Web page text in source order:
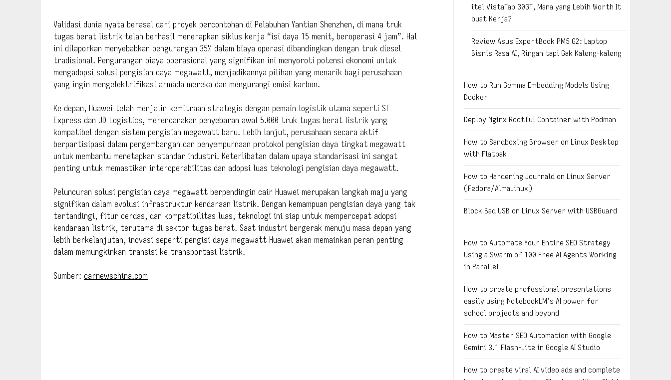
Validasi dunia nyata berasal dari proyek percontohan di Pelabuhan Yantian Shenzhen, di mana truk
tugas berat listrik telah berhasil menerapkan siklus kerja “isi daya 15 menit, beroperasi 4 jam”. Hal
ini dilaporkan menyebabkan pengurangan 35% dalam biaya operasi dibandingkan dengan truk diesel
tradisional. Pengurangan biaya operasional yang signifikan ini menyoroti potensi ekonomi untuk
mengadopsi solusi pengisian daya megawatt, menjadikannya pilihan yang menarik bagi perusahaan
yang ingin mengelektrifikasi armada mereka dan mengurangi emisi karbon.
Ke depan, Huawei telah menjalin kemitraan strategis dengan pemain logistik utama seperti SF
Express dan JD Logistics, merencanakan penyebaran awal 5.000 truk tugas berat listrik yang
kompatibel dengan sistem pengisian megawatt baru. Lebih lanjut, perusahaan secara aktif
berpartisipasi dalam pengembangan dan penyempurnaan protokol pengisian daya tingkat megawatt
untuk membantu menetapkan standar industri. Keterlibatan dalam upaya standarisasi ini sangat
penting untuk memastikan interoperabilitas dan adopsi luas teknologi pengisian daya megawatt.
Peluncuran solusi pengisian daya megawatt berpendingin cair Huawei merupakan langkah maju yang
signifikan dalam evolusi infrastruktur kendaraan listrik. Dengan kemampuan pengisian daya yang tak
tertandingi, fitur cerdas, dan kompatibilitas luas, teknologi ini siap untuk mempercepat adopsi
kendaraan listrik, terutama di sektor tugas berat. Saat industri bergerak menuju masa depan yang
lebih berkelanjutan, inovasi seperti pengisi daya megawatt Huawei akan memainkan peran penting
dalam memungkinkan transisi ke transportasi listrik.
Sumber: carnewschina.com
itel VistaTab 30GT, Mana yang Lebih Worth It
buat Kerja?
Review Asus ExpertBook PM5 G2: Laptop
Bisnis Rasa AI, Ringan tapi Gak Kaleng-kaleng
How to Run Gemma Embedding Models Using
Docker
Deploy Nginx Rootful Container with Podman
How to Sandboxing Browser on Linux Desktop
with Flatpak
How to Hardening Journald on Linux Server
(Fedora/AlmaLinux)
Block Bad USB on Linux Server with USBGuard
How to Automate Your Entire SEO Strategy
Using a Swarm of 100 Free AI Agents Working
in Parallel
How to create professional presentations
easily using NotebookLM’s AI power for
school projects and beyond
How to Master SEO Automation with Google
Gemini 3.1 Flash-Lite in Google AI Studio
How to create viral AI video ads and complete